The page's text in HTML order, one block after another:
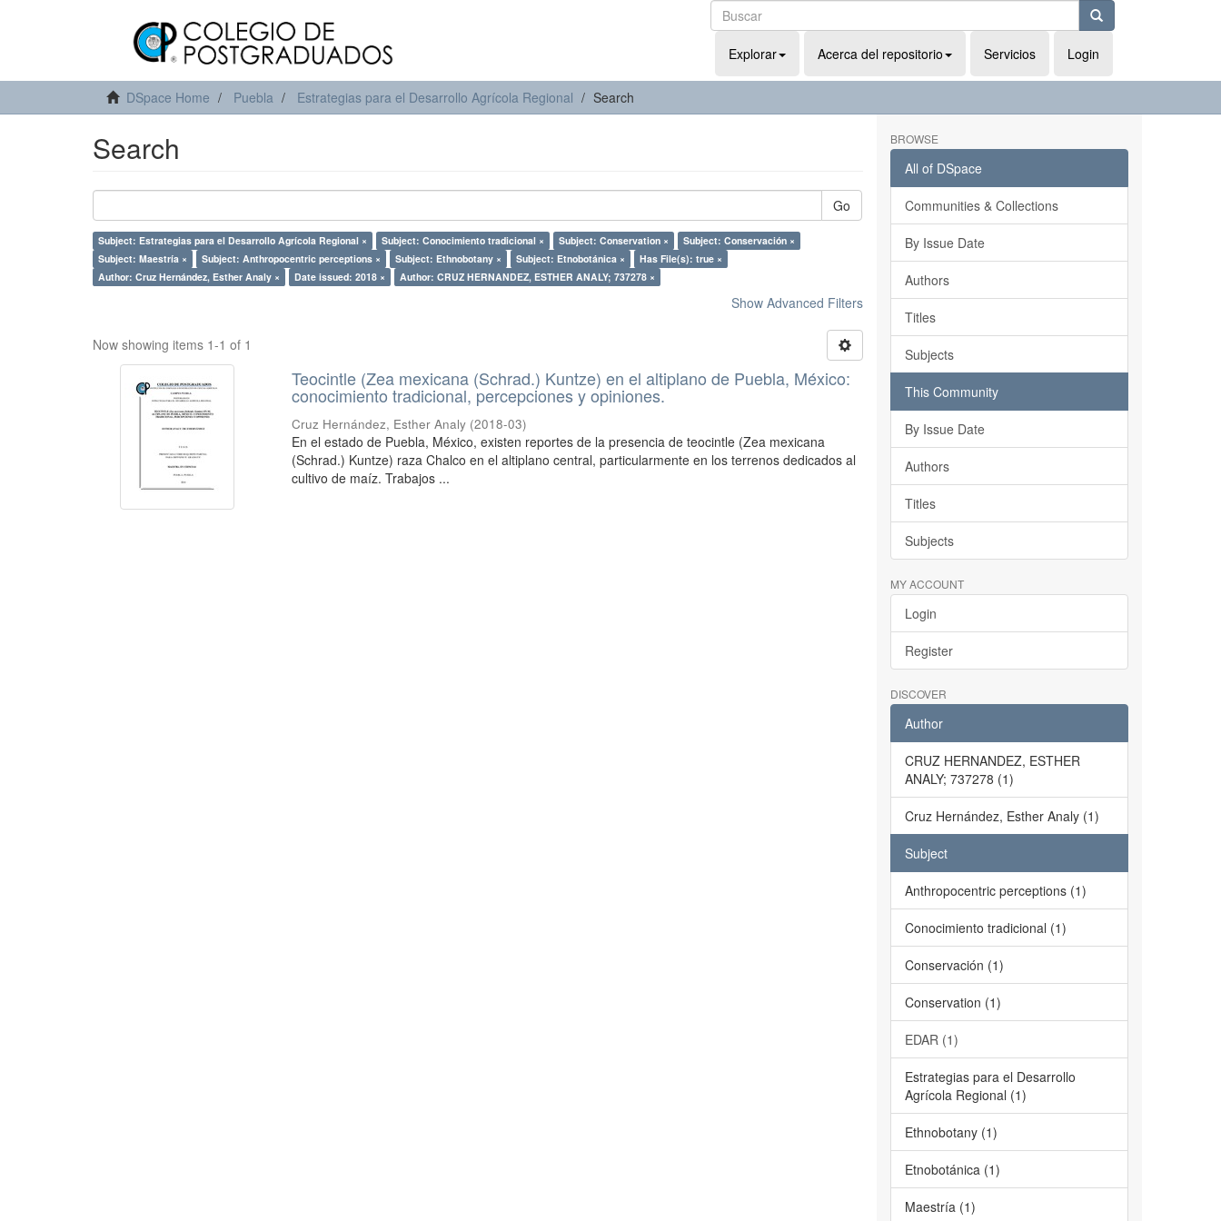
Explorar Acerca del repositorio Servicios Login
DSpace Home Puebla Estrategias para el Desarrollo Agrícola Regional Search
Search
Go
Subject: Estrategias para el Desarrollo Agrícola Regional × Subject: Conocimiento tradicional × Subject: Conservation ×
Subject: Conservación ×
Subject: Maestría ×
Subject: Anthropocentric perceptions × Subject: Ethnobotany × Subject: Etnobotánica ×
Has File(s): true ×
Author: Cruz Hernández, Esther Analy ×
Date issued: 2018 × Author: CRUZ HERNANDEZ, ESTHER ANALY; 737278 ×
Show Advanced Filters
Now showing items 1-1 of 1
Teocintle (Zea mexicana (Schrad.) Kuntze) en el altiplano de Puebla, México:
conocimiento tradicional, percepciones y opiniones.
Cruz Hernández, Esther Analy (2018-03)
En el estado de Puebla, México, existen reportes de la presencia de teocintle (Zea mexicana
(Schrad.) Kuntze) raza Chalco en el altiplano central, particularmente en los terrenos dedicados al
cultivo de maíz. Trabajos ...
BROWSE
All of DSpace
Communities & Collections
By Issue Date
Authors
Titles
Subjects
This Community
By Issue Date
Authors
Titles
Subjects
MY ACCOUNT
Login
Register
DISCOVER
Author
CRUZ HERNANDEZ, ESTHER
ANALY; 737278 (1)
Cruz Hernández, Esther Analy (1)
Subject
Anthropocentric perceptions (1)
Conocimiento tradicional (1)
Conservación (1)
Conservation (1)
EDAR (1)
Estrategias para el Desarrollo
Agrícola Regional (1)
Ethnobotany (1)
Etnobotánica (1)
Maestría (1)